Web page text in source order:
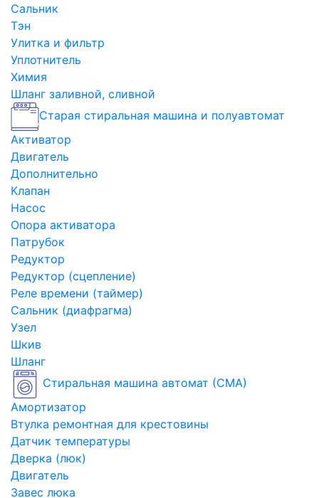
Сальник
Тэн
Улитка и фильтр
Уплотнитель
Химия
Шланг заливной, сливной
Старая стиральная машина и полуавтомат
Активатор
Двигатель
Дополнительно
Клапан
Насос
Опора активатора
Патрубок
Редуктор
Редуктор (сцепление)
Реле времени (таймер)
Сальник (диафрагма)
Узел
Шкив
Шланг
Стиральная машина автомат (СМА)
Амортизатор
Втулка ремонтная для крестовины
Датчик температуры
Дверка (люк)
Двигатель
Завес люка